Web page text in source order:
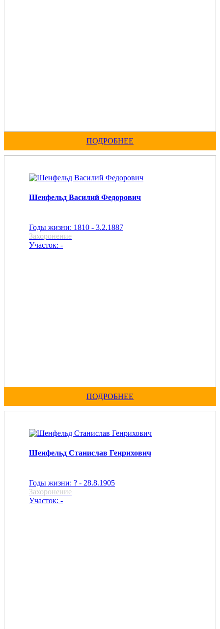
ПОДРОБНЕЕ
Шенфельд Василий Федорович
Годы жизни: 1810 - 3.2.1887
Захоронение
Участок: -
ПОДРОБНЕЕ
Шенфельд Станислав Генрихович
Годы жизни: ? - 28.8.1905
Захоронение
Участок: -